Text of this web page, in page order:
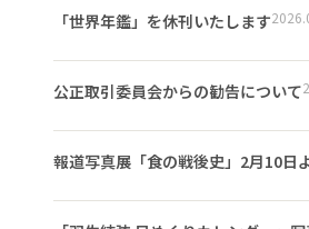
「世界年鑑」を休刊いたします
公正取引委員会からの勧告について
報道写真展「食の戦後史」2月10日